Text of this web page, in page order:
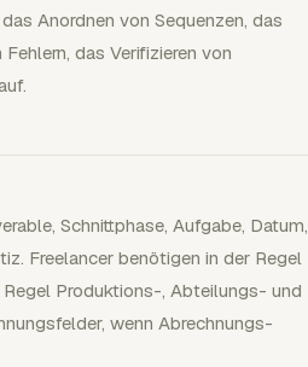
Anordnen von Sequenzen, das
das Verifizieren von
Schnittphase, Aufgabe, Datum,
Freelancer benötigen in der Regel
Produktions-, Abteilungs- und
wenn Abrechnungs-